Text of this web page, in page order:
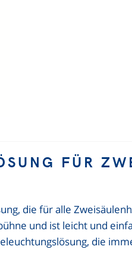
FÜR
die für alle
und ist leicht und
die